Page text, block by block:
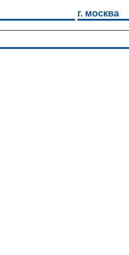
г. москва